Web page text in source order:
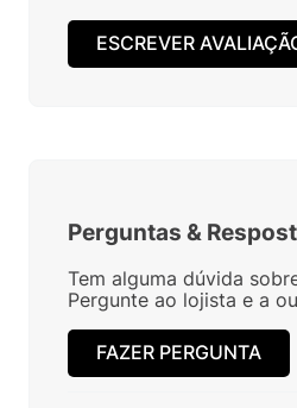
ESCREVER
Perguntas &
Tem alguma dúvida
Pergunte ao lojista e a
FAZER PERGUNTA